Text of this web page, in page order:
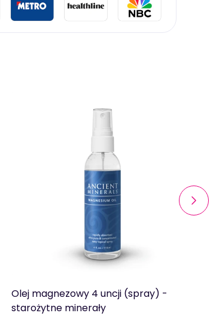
Olej magnezowy 4 uncji (spray) -
starożytne minerały